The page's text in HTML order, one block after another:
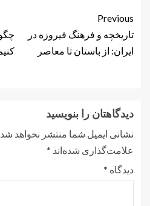
Previous
تاریخچه و فرهنگ فیروزه در
ایران: از باستان تا معاصر
دیدگاهتان را بنویسید
نشانی ایمیل شما منتشر نخواهد
علامت‌گذاری شده‌اند *
دیدگاه *